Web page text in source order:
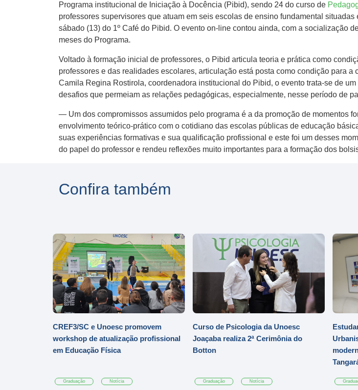
Programa institucional de Iniciação à Docência (Pibid), sendo 24 do curso de
professores supervisores que atuam em seis escolas de ensino fundamental
sábado (13) do 1º Café do Pibid. O evento on-line contou ainda, com a socialização
meses do Programa.
Voltado à formação inicial de professores, o Pibid articula teoria e prática como
professores e das realidades escolares, articulação está posta como condição para
Camila Regina Rostirola, coordenadora institucional do Pibid, o evento trata-se de
desafios que permeiam as relações pedagógicas, especialmente, nesse período de
— Um dos compromissos assumidos pelo programa é a da promoção de momentos
envolvimento teórico-prático com o cotidiano das escolas públicas de educação
suas experiências formativas e sua qualificação profissional e este foi um desses
do papel do professor e rendeu reflexões muito importantes para a formação dos
Confira também
CREF3/SC e Unoesc promovem
workshop de atualização profissional
em Educação Física
Graduação Notícia
Curso de Psicologia da Unoesc
Joaçaba realiza 2ª Cerimônia do
Botton
Graduação Notícia